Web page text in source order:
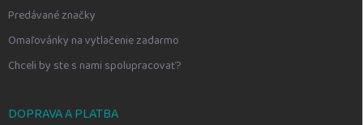
Predávané značky
Omaľovánky na vytlačenie zadarmo
Chceli by ste s nami spolupracovať?
DOPRAVA A PLATBA